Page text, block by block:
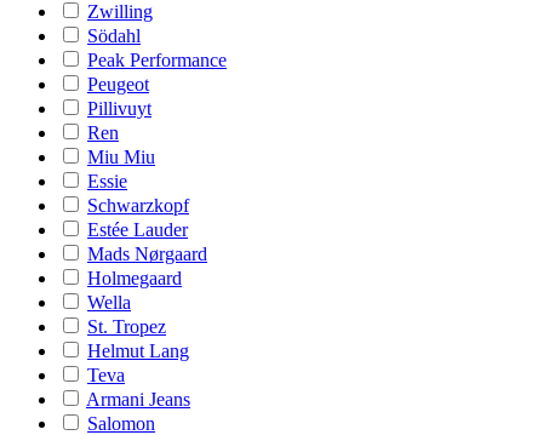
Zwilling
Södahl
Peak Performance
Peugeot
Pillivuyt
Ren
Miu Miu
Essie
Schwarzkopf
Estée Lauder
Mads Nørgaard
Holmegaard
Wella
St. Tropez
Helmut Lang
Teva
Armani Jeans
Salomon